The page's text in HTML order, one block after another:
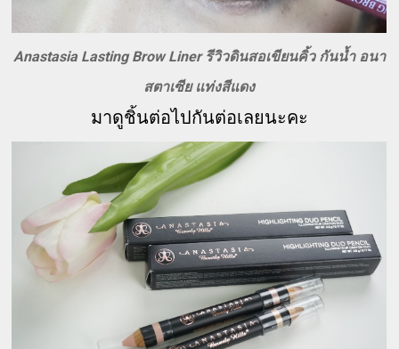
Anastasia Lasting Brow Liner รีวิวดินสอเขียนคิ้ว กันน้ำ อนา
สตาเซีย แท่งสีแดง
มาดูชิ้นต่อไปกันต่อเลยนะคะ